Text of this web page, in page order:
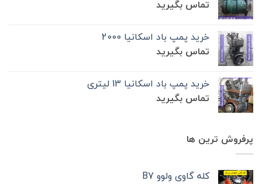
تماس بگیرید
خرید پمپ باد اسکانیا 2000
تماس بگیرید
خرید پمپ باد اسکانیا 13 لیتری
تماس بگیرید
پرفروش ترین ها
کله گاوی ولوو B7